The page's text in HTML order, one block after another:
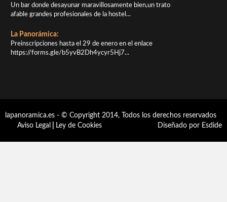
Un bar donde desayunar maravillosamente bien,un trato
afable grandes profesionales de la hostel...
La Panorámica:
Preinscripciones hasta el 29 de enero en el enlace
https://forms.gle/b5yvB2Dh4ycyr5Hj7...
lapanoramica.es - © Copyright 2014, Todos los derechos reservados
Aviso Legal
Ley de Cookies Diseñado por Esdide